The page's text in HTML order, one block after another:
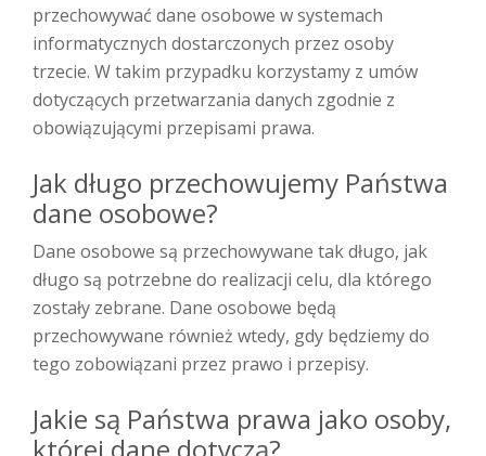
przechowywać dane osobowe w systemach
informatycznych dostarczonych przez osoby
trzecie. W takim przypadku korzystamy z umów
dotyczących przetwarzania danych zgodnie z
obowiązującymi przepisami prawa.
Jak długo przechowujemy Państwa
dane osobowe?
Dane osobowe są przechowywane tak długo, jak
długo są potrzebne do realizacji celu, dla którego
zostały zebrane. Dane osobowe będą
przechowywane również wtedy, gdy będziemy do
tego zobowiązani przez prawo i przepisy.
Jakie są Państwa prawa jako osoby,